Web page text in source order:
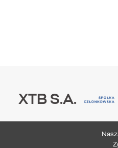
XTB S.A.
Wszystkie prawa